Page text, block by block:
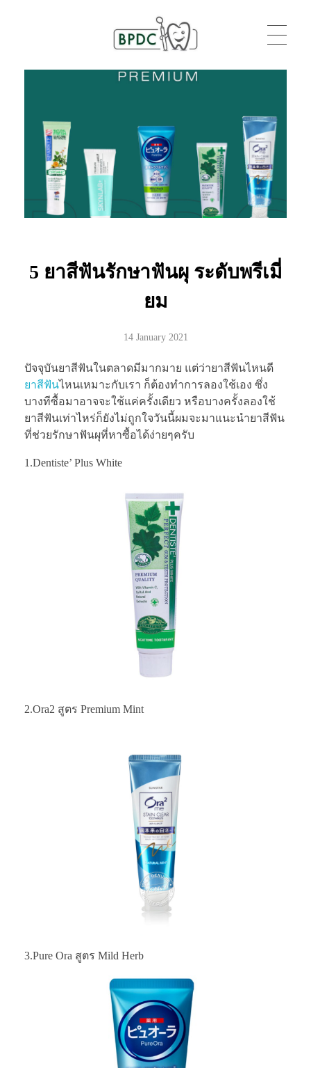
BPDC
แค่เว็บเวิร์ดเพรสเว็บหนึ่ง
5 ยาสีฟันรักษาฟันผุ ระดับพรีเมี่
ยม
14 January 2021
ปัจจุบันยาสีฟันในตลาดมีมากมาย แต่ว่ายาสีฟันไหนดี
ยาสีฟันไหนเหมาะกับเรา ก็ต้องทำการลองใช้เอง ซึ่ง
บางทีซื้อมาอาจจะใช้แค่ครั้งเดียว หรือบางครั้งลองใช้
ยาสีฟันเท่าไหร่ก็ยังไม่ถูกใจวันนี้ผมจะมาแนะนำยาสีฟัน
ที่ช่วยรักษาฟันผุที่หาซื้อได้ง่ายๆครับ
1.Dentiste’ Plus White
2.Ora2 สูตร Premium Mint
3.Pure Ora สูตร Mild Herb